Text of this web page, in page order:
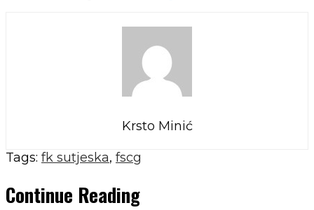
Krsto Minić
Tags: fk sutjeska, fscg
Continue Reading